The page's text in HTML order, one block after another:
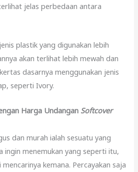
jelas perbedaan antara
plastik yang digunakan lebih
akan terlihat lebih mewah dan
dasarnya menggunakan jenis
seperti Ivory.
Harga Undangan Softcover
dan murah ialah sesuatu yang
ingin menemukan yang seperti itu,
kemana. Percayakan saja